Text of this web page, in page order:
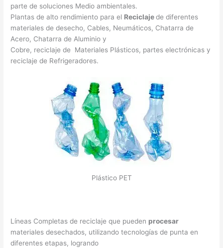
parte de soluciones Medio ambientales.
Plantas de alto rendimiento para el Reciclajede diferentes
materiales de desecho, Cables, Neumáticos, Chatarra de
Acero, Chatarra de Aluminio y
Cobre, reciclaje de Materiales Plásticos, partes electrónicas y
reciclaje de Refrigeradores.
Plástico PET
Líneas Completas de reciclaje que pueden procesar
materiales desechados, utilizando tecnologías de punta en
diferentes etapas, logrando